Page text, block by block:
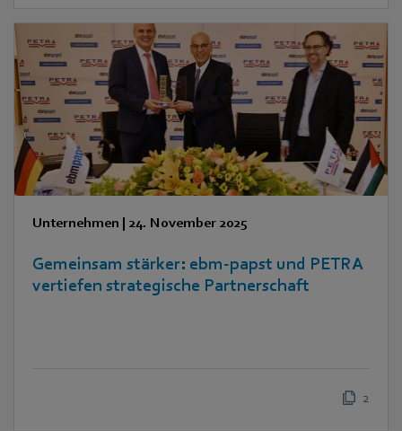
und Jugendhospizdienstes Schwäbisch Hall e.V. (Aki)
Unternehmen 24. November 2025
Gemeinsam stärker: ebm‑papst und PETRA
vertiefen strategische Partnerschaft
2